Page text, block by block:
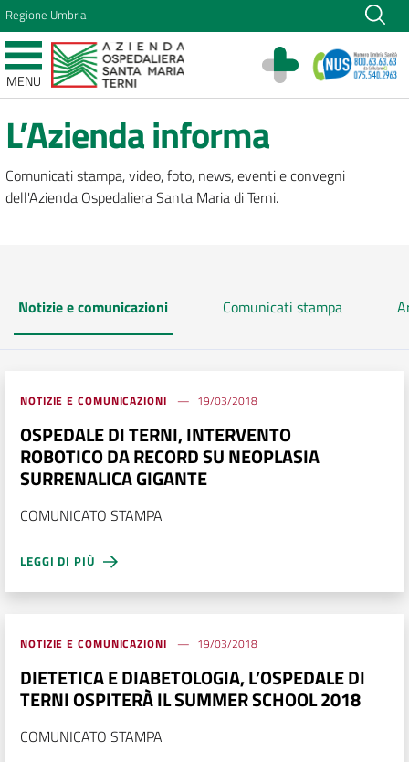
Vai ai contenuti
Vai al menu di navigazione
Vai al footer
Regione Umbria
MENU
Azienda Ospedaliera Santa Maria di Terni
Sito Istituzionale
L’Azienda informa
Comunicati stampa, video, foto, news, eventi e convegni
dell'Azienda Ospedaliera Santa Maria di Terni.
Notizie e comunicazioni Comunicati stampa
NOTIZIE E COMUNICAZIONI 19/03/2018
OSPEDALE DI TERNI, INTERVENTO
ROBOTICO DA RECORD SU NEOPLASIA
SURRENALICA GIGANTE
COMUNICATO STAMPA
LEGGI DI PIÙ
NOTIZIE E COMUNICAZIONI 19/03/2018
DIETETICA E DIABETOLOGIA, L’OSPEDALE DI
TERNI OSPITERÀ IL SUMMER SCHOOL 2018
COMUNICATO STAMPA